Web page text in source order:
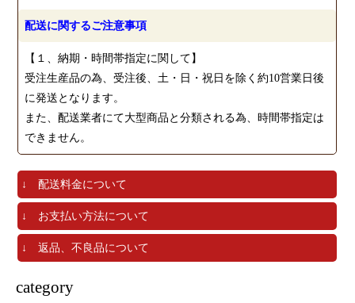
配送に関するご注意事項
【１、納期・時間帯指定に関して】
受注生産品の為、受注後、土・日・祝日を除く約10営業日後
に発送となります。
また、配送業者にて大型商品と分類される為、時間帯指定は
できません。
↓ 配送料金について
↓ お支払い方法について
↓ 返品、不良品について
category